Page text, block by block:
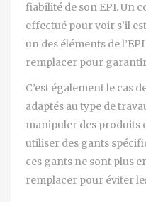
fiabilité de son EPI. Un
effectué pour voir s’il
un des éléments de
remplacer pour
C’est également le cas
adaptés au type de
manipuler des produits
utiliser des gants
ces gants ne sont plus
remplacer pour éviter